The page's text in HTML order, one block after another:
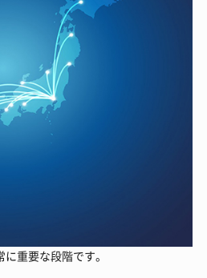
重要な段階です。